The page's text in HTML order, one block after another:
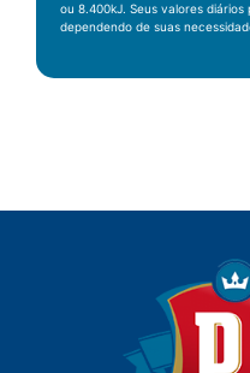
ou 8.400kJ. Seus valores
dependendo de suas